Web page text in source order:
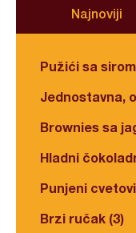
Najnoviji
Pužići sa sirom
Jednostavna,
Brownies sa
Hladni
Punjeni
Brzi ručak (3)